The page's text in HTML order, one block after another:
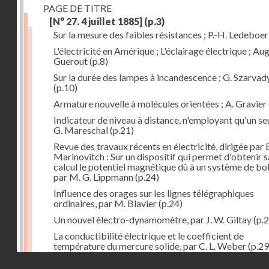
PAGE DE TITRE
[N° 27. 4 juillet 1885] (p.3)
Sur la mesure des faibles résistances ; P.-H. Ledeboer
L'électricité en Amérique ; L'éclairage électrique ;
Guerout(p.8)
Sur la durée des lampes à incandescence ; G.
(p.10)
Armature nouvelle à molécules orientées ; A. Gravier
Indicateur de niveau à distance, n'employant qu'un
G. Mareschal(p.21)
Revue des travaux récents en électricité, dirigée par
Marinovitch : Sur un dispositif qui permet d'obtenir
calcul le potentiel magnétique dû à un système de
par M. G. Lippmann(p.24)
Influence des orages sur les lignes télégraphiques
ordinaires, par M. Blavier(p.24)
Un nouvel électro-dynamomètre, par J. W. Giltay
La conductibilité électrique et le coefficient de
température du mercure solide, par C. L. Weber